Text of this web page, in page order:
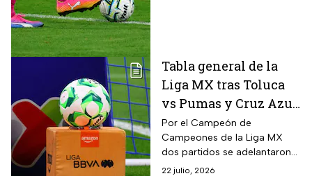
Tabla general de la
Liga MX tras Toluca
vs Pumas y Cruz Azul
vs Puebla; así
continuará la jornada
2 del Apertura 2026
Por el Campeón de
Campeones de la Liga MX
dos partidos se adelantaron
en el calendario y movieron
22 julio, 2026